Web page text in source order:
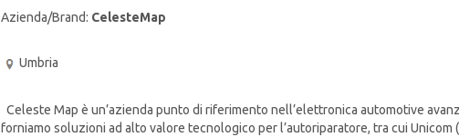
Azienda/Brand: CelesteMap
Umbria
Celeste Map è un’azienda punto di riferimento nell’elettronica automotive
forniamo soluzioni ad alto valore tecnologico per l’autoriparatore, tra cui Unicom